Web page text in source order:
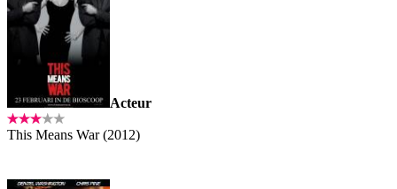
Acteur
This Means War (2012)